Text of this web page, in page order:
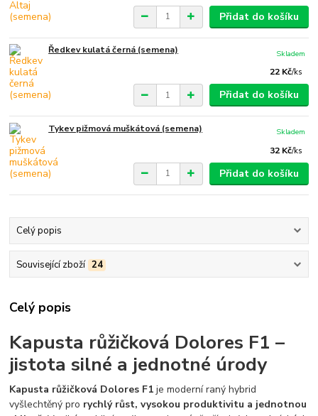
Přidat do košíku
Ředkev kulatá černá (semena)
22 Kč/ks
Skladem
Přidat do košíku
Tykev pižmová muškátová (semena)
32 Kč/ks
Skladem
Přidat do košíku
Celý popis
Související zboží 24
Celý popis
Kapusta růžičková Dolores F1 –
jistota silné a jednotné úrody
Kapusta růžičková Dolores F1 je moderní raný hybrid
vyšlechtěný pro rychlý růst, vysokou produktivitu a jednotnou